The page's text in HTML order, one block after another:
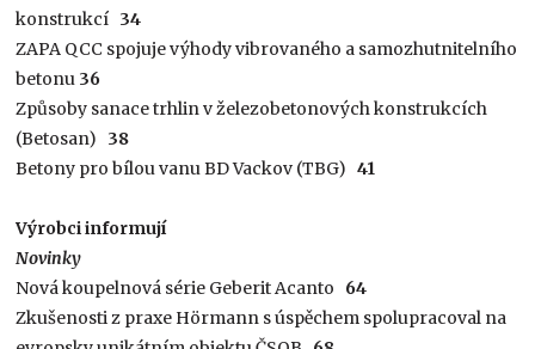
konstrukcí 34
ZAPA QCC spojuje výhody vibrovaného a samozhutnitelního
betonu 36
Způsoby sanace trhlin v železobetonových konstrukcích
(Betosan) 38
Betony pro bílou vanu BD Vackov (TBG)41
Výrobci informují
Novinky
Nová koupelnová série Geberit Acanto 64
Zkušenosti z praxe Hörmann s úspěchem spolupracoval na